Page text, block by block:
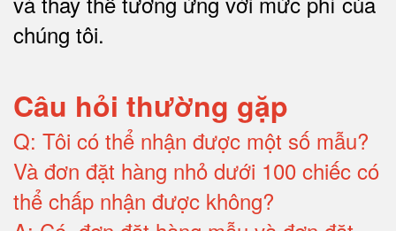
chúng tôi.
Câu hỏi thường gặp
Q: Tôi có thể nhận được một số mẫu?
Và đơn đặt hàng nhỏ dưới 100 chiếc có
thể chấp nhận được không?